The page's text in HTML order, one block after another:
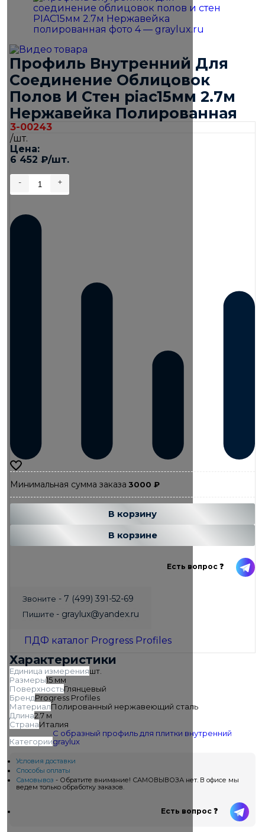
Профиль Внутренний Для
Соединение Облицовок
Полов И Стен piac15мм 2.7м
Нержавейка Полированная
3-00243
/шт.
Цена:
6 452 ₽/шт.
- +
Минимальная сумма заказа 3000 ₽
В корзину
В корзине
Есть вопрос ❓
Звоните - 7 (499) 391-52-69
Пишите - graylux@yandex.ru
ПДФ каталог Progress Profiles
Характеристики
Единица измеренияшт.
Размеры15 мм
ПоверхностьГлянцевый
БрендProgress Profiles
МатериалПолированный нержавеющий сталь
Длина2.7 м
СтранаИталия
Категории
С образный профиль для плитки внутренний
graylux
Условия доставки
Способы оплаты
Самовывоз - Обратите внимание! САМОВЫВОЗА нет. В офисе мы
ведем только обработку заказов.
Есть вопрос ❓